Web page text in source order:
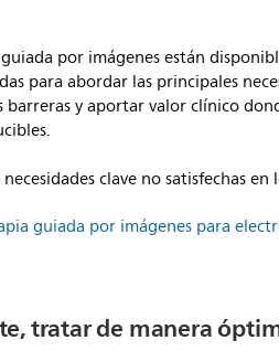
por imágenes están
para abordar las principales
y aportar valor clínico
clave no satisfechas
guiada por imágenes para
tratar de manera